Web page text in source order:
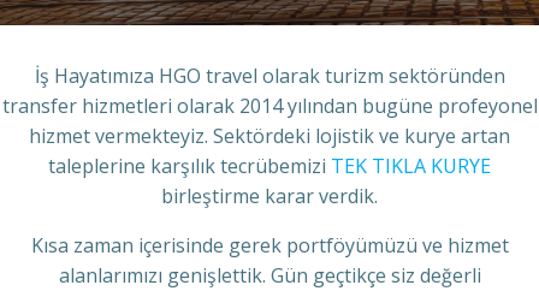
İş Hayatımıza HGO travel olarak turizm sektöründen
transfer hizmetleri olarak 2014 yılından bugüne profeyonel
hizmet vermekteyiz. Sektördeki lojistik ve kurye artan
taleplerine karşılık tecrübemizi TEK TIKLA KURYE
birleştirme karar verdik.
Kısa zaman içerisinde gerek portföyümüzü ve hizmet
alanlarımızı genişlettik. Gün geçtikçe siz değerli